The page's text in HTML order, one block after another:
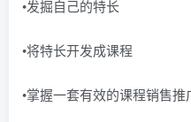
•发掘自己的特长
•将特长开发成课程
•掌握一套有效的课程销售推